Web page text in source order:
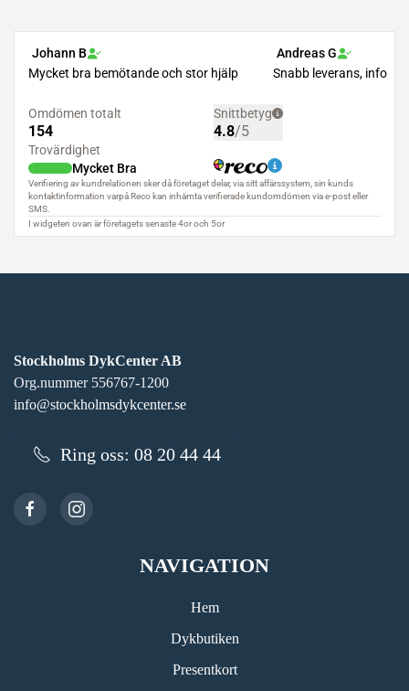
Stockholms DykCenter AB
Org.nummer 556767-1200
info@stockholmsdykcenter.se
Ring oss: 08 20 44 44
NAVIGATION
Hem
Dykbutiken
Presentkort